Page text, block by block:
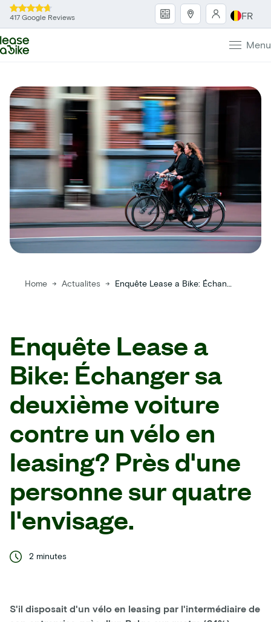
417 Google Reviews FR
Menu
Home → Actualites →
Enquête Lease a
Bike: Échanger sa
deuxième voiture
contre un vélo en
leasing? Près d'une
personne sur quatre
l'envisage.
2 minutes
S'il disposait d'un vélo en leasing par l'intermédiaire de